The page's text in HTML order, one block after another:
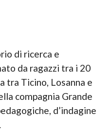
di ricerca e
da ragazzi tra i 20
tra Ticino, Losanna e
compagnia Grande
d’indagine